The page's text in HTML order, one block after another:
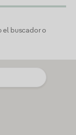
el buscador o